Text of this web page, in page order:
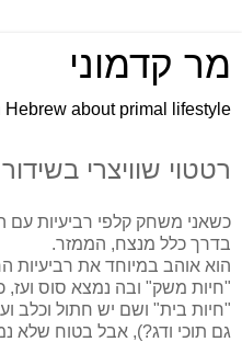
מר קדמוני
Hebrew about primal lifestyle
רטטוי שוויצרי
כשאני משחק קלפי רביעיות עם
בדרך כלל מנצח, הממזר.
הוא אוהב במיוחד את רביעיות
"חיות משק" ובה נמצא סוס ועז,
"חיות בית" ושם יש חתול וכלב
גם תוכי ודג?), אבל בטוח שלא